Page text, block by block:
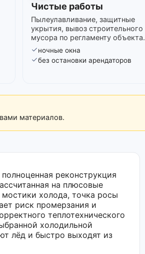
Чистые работы
Пылеулавливание, защитные
укрытия, вывоз строительного
мусора по регламенту объекта.
ночные окна
без остановки арендаторов
материалов.
реконструкция
на плюсовые
холода, точка росы
риск промерзания и
теплотехнического
холодильной
лёд и быстро выходят из